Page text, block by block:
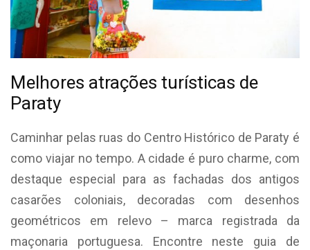
Melhores atrações turísticas de
Paraty
Caminhar pelas ruas do Centro Histórico de Paraty é
como viajar no tempo. A cidade é puro charme, com
destaque especial para as fachadas dos antigos
casarões coloniais, decoradas com desenhos
geométricos em relevo – marca registrada da
maçonaria portuguesa. Encontre neste guia de